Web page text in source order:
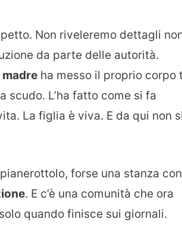
Non riveleremo dettagli
da parte delle autorità.
madre ha messo il proprio corpo
scudo. L’ha fatto come si fa
La figlia è viva. E da qui non
forse una stanza con
. E c’è una comunità che ora
quando finisce sui giornali.